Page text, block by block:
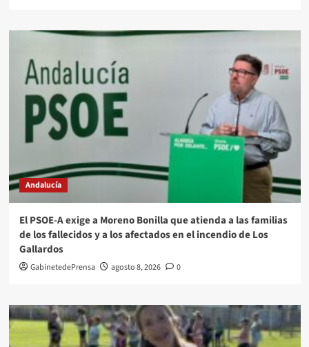
Andalucía
El PSOE-A exige a Moreno Bonilla que atienda a las familias
de los fallecidos y a los afectados en el incendio de Los
Gallardos
GabinetedePrensa agosto 8, 2026 0